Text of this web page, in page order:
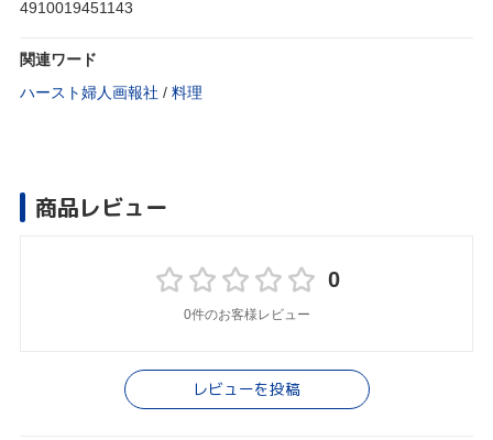
4910019451143
関連ワード
ハースト婦人画報社 / 料理
商品レビュー
0
0件のお客様レビュー
レビューを投稿